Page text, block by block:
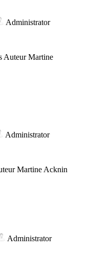
Administrator
Auteur Martine
Administrator
Martine Acknin
Administrator